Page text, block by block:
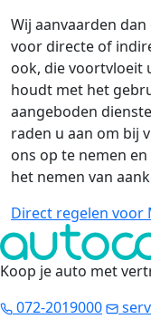
Wij aanvaarden
voor directe of
ook, die voortvloeit
houdt met het
aangeboden
raden u aan om bij
ons op te nemen
het nemen van
Direct regelen voor
Koop je auto met
072-2019000